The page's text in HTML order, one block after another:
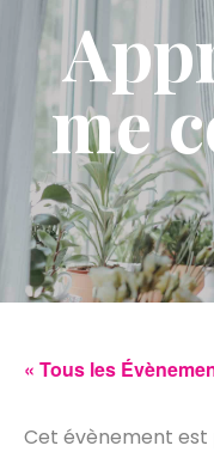
me
« Tous les
Cet évènement est